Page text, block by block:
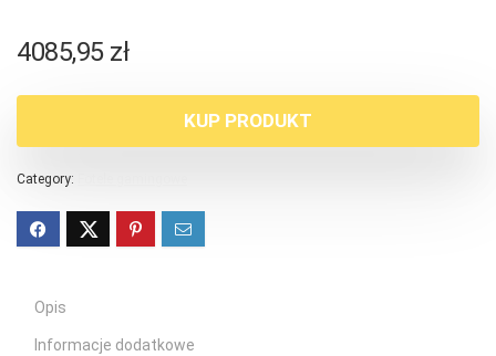
4085,95 zł
KUP PRODUKT
Category:
Opis
Informacje dodatkowe